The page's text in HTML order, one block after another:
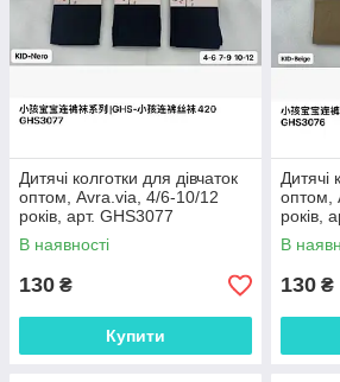
Дитячі колготки для дівчаток
оптом, Avra.via, 4/6-10/12
років, арт. GHS3077
В наявності
130 ₴
Купити
Дитячі
оптом,
років,
В
130 ₴